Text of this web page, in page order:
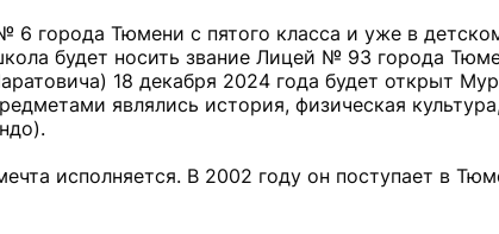
города Тюмени с пятого класса и уже в
будет носить звание Лицей № 93 города
18 декабря 2024 года будет открыт
являлись история, физическая
исполняется. В 2002 году он поступает в